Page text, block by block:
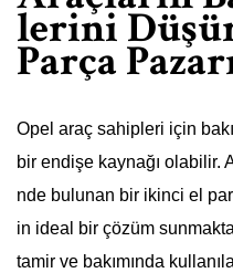
lerini
Parça
Opel araç sahipleri için
bir endişe kaynağı olabilir.
nde bulunan bir ikinci el
in ideal bir çözüm
tamir ve bakımında